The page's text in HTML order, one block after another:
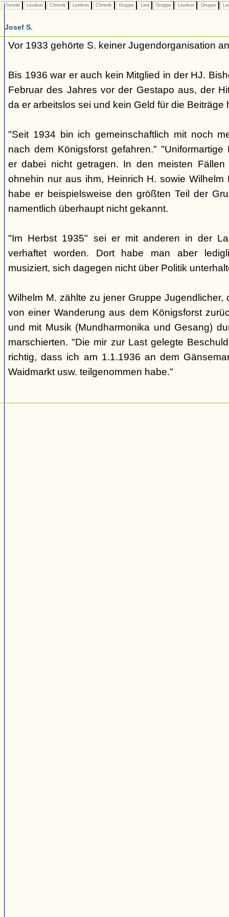
Chronik Lexikon Chronik Lexikon Chronik Gruppe Lied Gruppe Lexikon Gruppe
Josef S.
Vor 1933 gehörte S. keiner Jugendorganisation
Bis 1936 war er auch kein Mitglied in der HJ.
Februar des Jahres vor der Gestapo aus, der
da er arbeitslos sei und kein Geld für die Beiträge
"Seit 1934 bin ich gemeinschaftlich mit noch
nach dem Königsforst gefahren."
er dabei nicht getragen. In den meisten
ohnehin nur aus ihm, Heinrich H. sowie Wilhelm
habe er beispielsweise den größten Teil der
namentlich überhaupt nicht gekannt.
"Im Herbst 1935" sei er mit anderen in der
verhaftet worden. Dort habe man aber
musiziert, sich dagegen nicht über Politik
Wilhelm M. zählte zu jener Gruppe Jugendlicher,
von einer Wanderung aus dem Königsforst
und mit Musik (Mundharmonika und Gesang)
marschierten. "Die mir zur Last gelegte
richtig, dass ich am 1.1.1936 an dem
Waidmarkt usw. teilgenommen habe."